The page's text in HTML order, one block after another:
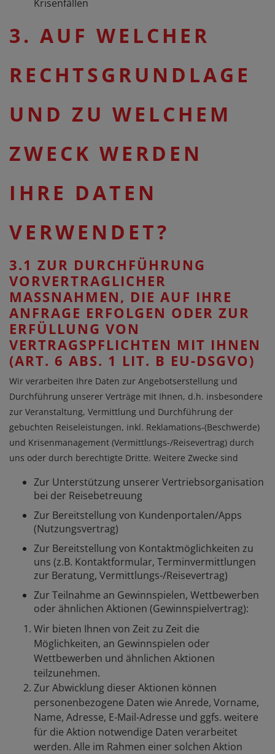
Krisenfällen
3. AUF WELCHER
RECHTSGRUNDLAGE
UND ZU WELCHEM
ZWECK WERDEN
IHRE DATEN
VERWENDET?
3.1 ZUR DURCHFÜHRUNG
VORVERTRAGLICHER
MASSNAHMEN, DIE AUF IHRE
ANFRAGE ERFOLGEN ODER ZUR
ERFÜLLUNG VON
VERTRAGSPFLICHTEN MIT IHNEN
(ART. 6 ABS. 1 LIT. B EU-DSGVO)
Wir verarbeiten Ihre Daten zur Angebotserstellung und
Durchführung unserer Verträge mit Ihnen, d.h. insbesondere
zur Veranstaltung, Vermittlung und Durchführung der
gebuchten Reiseleistungen, inkl. Reklamations-(Beschwerde)
und Krisenmanagement (Vermittlungs-/Reisevertrag) durch
uns oder durch berechtigte Dritte. Weitere Zwecke sind
Zur Unterstützung unserer Vertriebsorganisation
bei der Reisebetreuung
Zur Bereitstellung von Kundenportalen/Apps
(Nutzungsvertrag)
Zur Bereitstellung von Kontaktmöglichkeiten zu
uns (z.B. Kontaktformular, Terminvermittlungen
zur Beratung, Vermittlungs-/Reisevertrag)
Zur Teilnahme an Gewinnspielen, Wettbewerben
oder ähnlichen Aktionen (Gewinnspielvertrag):
Wir bieten Ihnen von Zeit zu Zeit die
Möglichkeiten, an Gewinnspielen oder
Wettbewerben und ähnlichen Aktionen
teilzunehmen.
Zur Abwicklung dieser Aktionen können
personenbezogene Daten wie Anrede, Vorname,
Name, Adresse, E-Mail-Adresse und ggfs. weitere
für die Aktion notwendige Daten verarbeitet
werden. Alle im Rahmen einer solchen Aktion